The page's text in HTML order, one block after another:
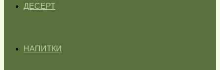
ДЕСЕРТ
НАПИТКИ